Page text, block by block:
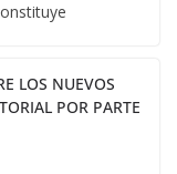
LOS NUEVOS
POR PARTE